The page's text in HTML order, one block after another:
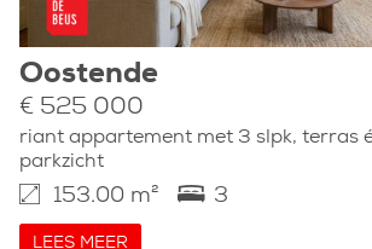
Oostende
€ 525 000
riant appartement met 3 slpk, terras
parkzicht
153.00 m² 3
LEES MEER